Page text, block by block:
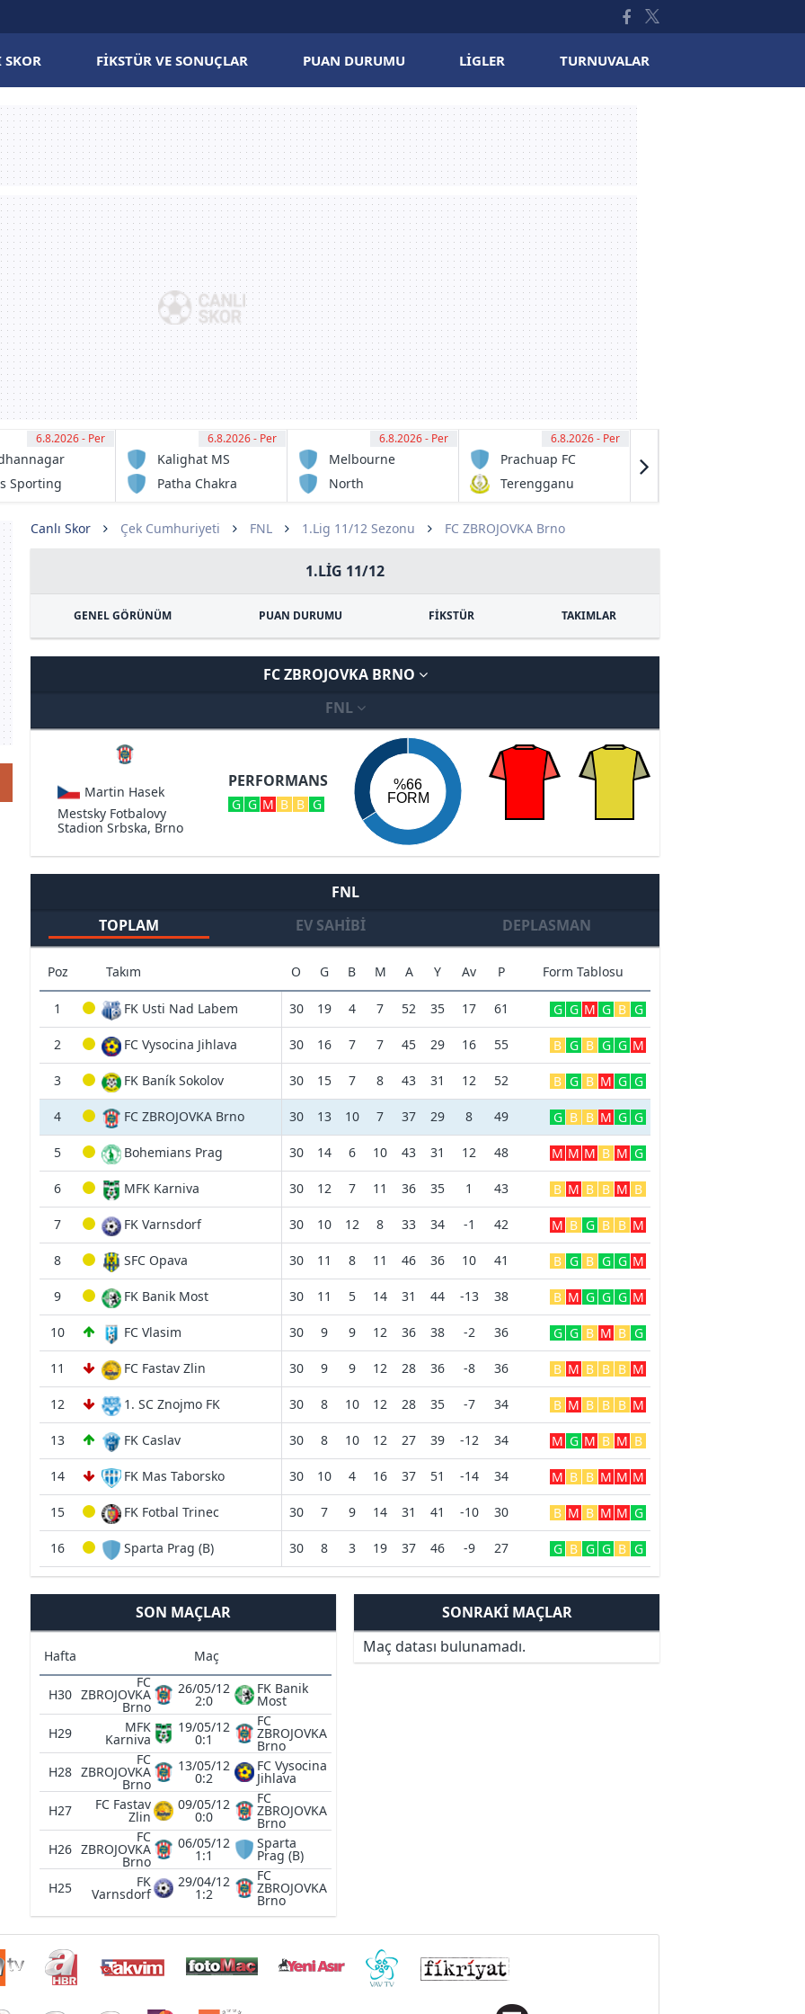
SKOR FIKSTÜR VE SONUÇLAR PUAN DURUMU LIGLER TURNUVALAR
12:30
6.8.2026 - Per
Sporting
12:30
6.8.2026 - Per
Kalighat MS
Patha Chakra
13:00
6.8.2026 - Per
Melbourne
Victory FC
North
Eagles FC
13:00
6.8.2026 - Per
Prachuap FC
Terengganu
Canlı Skor Çek Cumhuriyeti FNL 1.Lig 11/12 Sezonu FC ZBROJOVKA Brno
1.LIG 11/12
GENEL GÖRÜNÜM PUAN DURUMU FİKSTÜR TAKIMLAR
FC ZBROJOVKA BRNO
FNL
Martin Hasek
Mestsky Fotbalovy
Stadion Srbska, Brno
PERFORMANS
G G M B B G
%66
FORM
FNL
TOPLAM
EV SAHIBI DEPLASMAN
Poz Takım O G B M A Y Av P Form Tablosu
1 FK Usti Nad Labem 30 19 4 7 52 35 17 61 G G M G B G
2 FC Vysocina Jihlava 30 16 7 7 45 29 16 55 B G B G G M
3 FK Baník Sokolov 30 15 7 8 43 31 12 52 B G B M G G
4 FC ZBROJOVKA Brno 30 13 10 7 37 29 8 49 G B B M G G
5 Bohemians Prag 30 14 6 10 43 31 12 48 M M M B M G
6 MFK Karniva 30 12 7 11 36 35 1 43 B M B B M B
7 FK Varnsdorf 30 10 12 8 33 34 -1 42 M B G B B M
8 SFC Opava 30 11 8 11 46 36 10 41 B G B G G M
9 FK Banik Most 30 11 5 14 31 44 -13 38 B M G G G M
10 FC Vlasim 30 9 9 12 36 38 -2 36 G G B M B G
11 FC Fastav Zlin 30 9 9 12 28 36 -8 36 B M B B B M
12 1. SC Znojmo FK 30 8 10 12 28 35 -7 34 B M B B B M
13 FK Caslav 30 8 10 12 27 39 -12 34 M G M B M B
14 FK Mas Taborsko 30 10 4 16 37 51 -14 34 M B B M M M
15 FK Fotbal Trinec 30 7 9 14 31 41 -10 30 B M B M M G
16 Sparta Prag (B) 30 8 3 19 37 46 -9 27 G B G G B G
SON MAÇLAR
Hafta Maç
H30
FC
ZBROJOVKA
Brno
26/05/12
2:0
FK Banik
Most
H29
MFK
Karniva
19/05/12
0:1
FC
ZBROJOVKA
Brno
H28
FC
ZBROJOVKA
Brno
13/05/12
0:2
FC Vysocina
Jihlava
H27
FC Fastav
Zlin
09/05/12
0:0
FC
ZBROJOVKA
Brno
H26
FC
ZBROJOVKA
Brno
06/05/12
1:1
Sparta
Prag (B)
H25
FK
Varnsdorf
29/04/12
1:2
FC
ZBROJOVKA
Brno
SONRAKI MAÇLAR
Maç datası bulunamadı.